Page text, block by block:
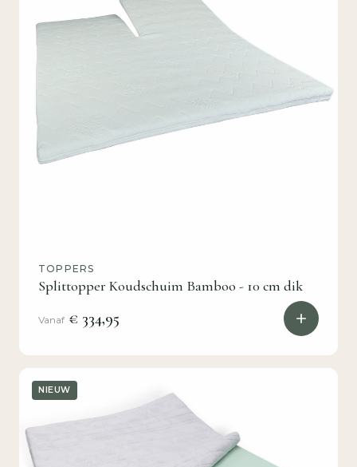
TOPPERS
Splittopper Koudschuim Bamboo - 10 cm dik
Vanaf € 334,95
NIEUW